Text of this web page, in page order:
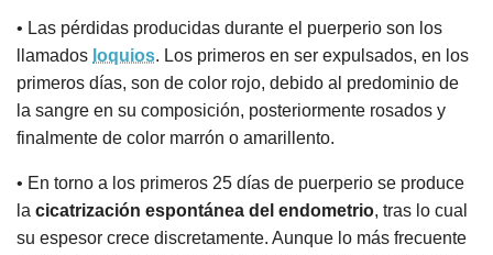
• Las pérdidas producidas durante el puerperio son los
llamados loquios. Los primeros en ser expulsados, en los
primeros días, son de color rojo, debido al predominio de
la sangre en su composición, posteriormente rosados y
finalmente de color marrón o amarillento.
• En torno a los primeros 25 días de puerperio se produce
la cicatrización espontánea del endometrio, tras lo cual
su espesor crece discretamente. Aunque lo más frecuente